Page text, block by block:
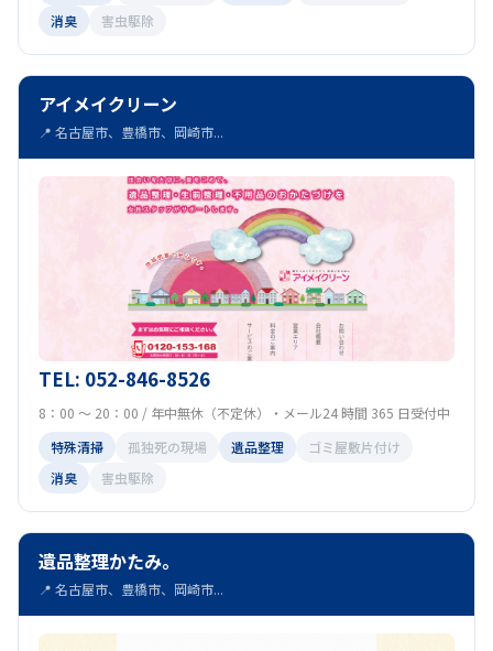
消臭
害虫駆除
アイメイクリーン
📍 名古屋市、豊橋市、岡崎市...
TEL: 052-846-8526
8：00 ～ 20：00 / 年中無休（不定休）・メール24 時間 365 日受付中
特殊清掃
孤独死の現場 遺品整理
ゴミ屋敷片付け
消臭
害虫駆除
遺品整理かたみ。
📍 名古屋市、豊橋市、岡崎市...